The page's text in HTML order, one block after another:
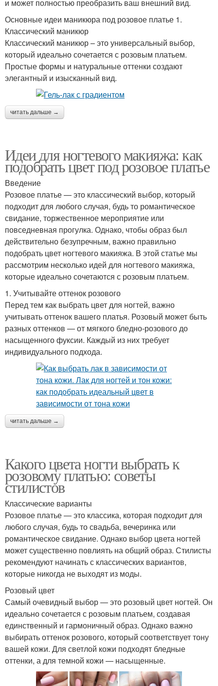
и может полностью преобразить ваш внешний вид.
Основные идеи маникюра под розовое платье 1.
Классический маникюр
Классический маникюр – это универсальный выбор,
который идеально сочетается с розовым платьем.
Простые формы и натуральные оттенки создают
элегантный и изысканный вид.
читать дальше →
Идеи для ногтевого макияжа: как
подобрать цвет под розовое платье
Введение
Розовое платье — это классический выбор, который
подходит для любого случая, будь то романтическое
свидание, торжественное мероприятие или
повседневная прогулка. Однако, чтобы образ был
действительно безупречным, важно правильно
подобрать цвет ногтевого макияжа. В этой статье мы
рассмотрим несколько идей для ногтевого макияжа,
которые идеально сочетаются с розовым платьем.
1. Учитывайте оттенок розового
Перед тем как выбрать цвет для ногтей, важно
учитывать оттенок вашего платья. Розовый может быть
разных оттенков — от мягкого бледно-розового до
насыщенного фуксии. Каждый из них требует
индивидуального подхода.
читать дальше →
Какого цвета ногти выбрать к
розовому платью: советы
стилистов
Классические варианты
Розовое платье — это классика, которая подходит для
любого случая, будь то свадьба, вечеринка или
романтическое свидание. Однако выбор цвета ногтей
может существенно повлиять на общий образ. Стилисты
рекомендуют начинать с классических вариантов,
которые никогда не выходят из моды.
Розовый цвет
Самый очевидный выбор — это розовый цвет ногтей. Он
идеально сочетается с розовым платьем, создавая
единственный и гармоничный образ. Однако важно
выбирать оттенок розового, который соответствует тону
вашей кожи. Для светлой кожи подходят бледные
оттенки, а для темной кожи — насыщенные.